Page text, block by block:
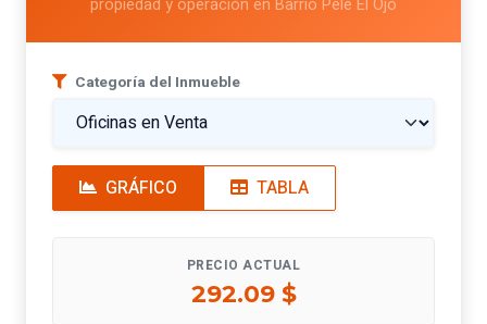
propiedad y operación en Barrio Péle El Ojo
Categoría del Inmueble
GRÁFICO TABLA
PRECIO ACTUAL
292.09 $